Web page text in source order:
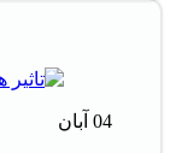
04 آبان